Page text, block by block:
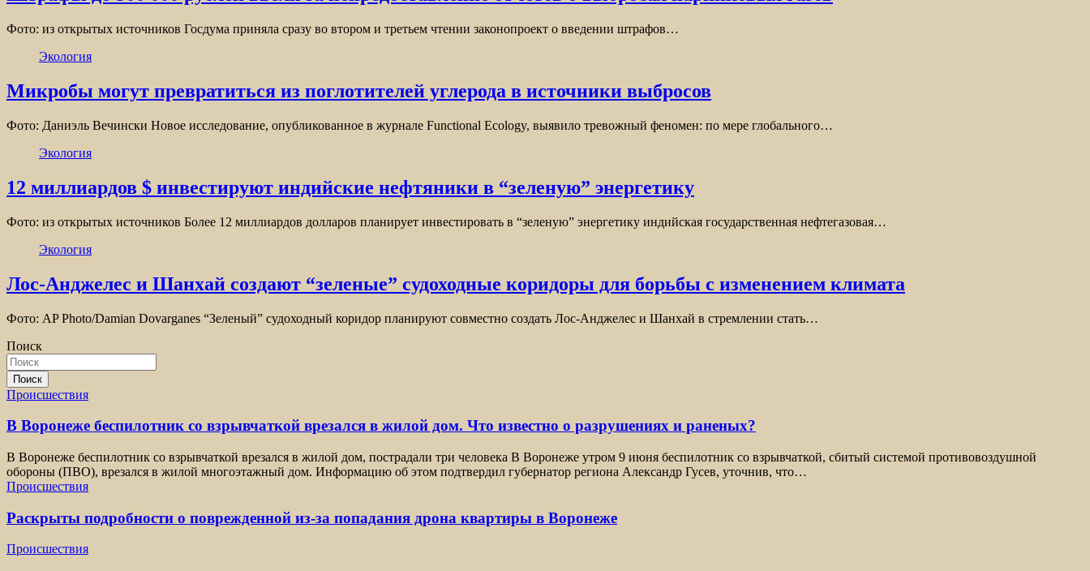
Фото: из открытых источников Госдума приняла сразу во втором и третьем чтении законопроект о введении штрафов…
Экология
Микробы могут превратиться из поглотителей углерода в источники выбросов
Фото: Даниэль Вечински Новое исследование, опубликованное в журнале Functional Ecology, выявило тревожный феномен: по мере глобального…
Экология
12 миллиардов $ инвестируют индийские нефтяники в “зеленую” энергетику
Фото: из открытых источников Более 12 миллиардов долларов планирует инвестировать в “зеленую” энергетику индийская государственная нефтегазовая…
Экология
Лос-Анджелес и Шанхай создают “зеленые” судоходные коридоры для борьбы с изменением климата
Фото: AP Photo/Damian Dovarganes “Зеленый” судоходный коридор планируют совместно создать Лос-Анджелес и Шанхай в стремлении стать…
Поиск
Поиск
Происшествия
В Воронеже беспилотник со взрывчаткой врезался в жилой дом. Что известно о разрушениях и раненых?
В Воронеже беспилотник со взрывчаткой врезался в жилой дом, пострадали три человека В Воронеже утром 9 июня беспилотник со взрывчаткой, сбитый системой противовоздушной
обороны (ПВО), врезался в жилой многоэтажный дом. Информацию об этом подтвердил губернатор региона Александр Гусев, уточнив, что…
Происшествия
Раскрыты подробности о поврежденной из-за попадания дрона квартиры в Воронеже
Происшествия